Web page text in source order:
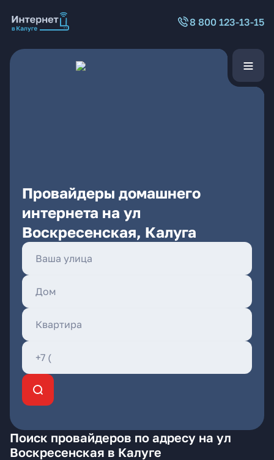
8 800 123-13-15
Провайдеры домашнего
интернета на ул
Воскресенская, Калуга
Поиск провайдеров по адресу на ул
Воскресенская в Калуге